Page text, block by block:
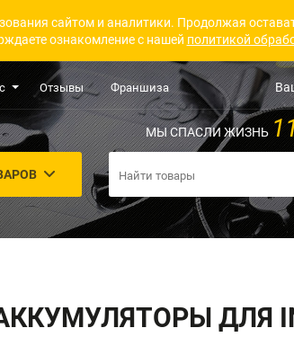
сайтом и аналитики. Продолжая
ознакомление с нашей политикой
Отзывы Франшиза
МЫ СПАСЛИ ЖИЗНЬ
ДЛЯ